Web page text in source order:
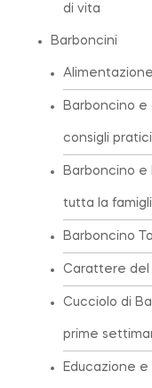
di vita
Barboncini
Barboncino e
consigli pratici
Barboncino
tutta la
Barboncino
Carattere del
Cucciolo di
prime
Educazione